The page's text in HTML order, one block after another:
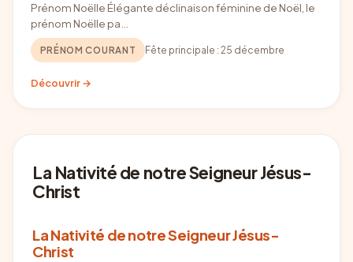
Prénom Noëlle Élégante déclinaison féminine de Noël, le
prénom Noëlle pa…
PRÉNOM COURANT Fête principale :25 décembre
Découvrir →
La Nativité de notre Seigneur Jésus-
Christ
La Nativité de notre Seigneur Jésus-
Christ